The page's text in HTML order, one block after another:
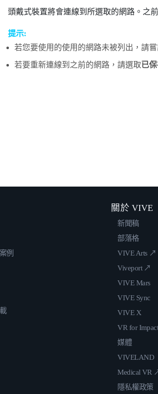
頭戴式裝置將會連線到所選取的網路。之
提示:
若您要使用的使用的網路未被列出，請
若要重新連線到之前的網路，請選取已
例
關於 VIVE
新聞稿
部落格
VIVE Arts ↗
Viveport ↗
VIVE Mars
VIVE Sync
VIVE X
VR for
媒體
VIVELAND
Medical VR
隱私權政策